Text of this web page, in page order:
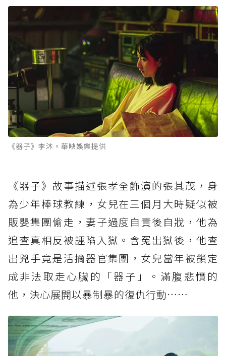
《器子》李沐。華映娛樂提供
《器子》故事描述張孝全飾演的張其茂，身
為少年棒球教練，女兒在三個月大時疑似被
販嬰集團偷走，妻子過度自責後自戕，他為
追查真相反被誣陷入獄。含冤出獄後，他查
出兇手竟是活摘器官集團，女兒當年被鎖定
成非法取走心臟的「器子」。滿腹悲憤的
他，決心展開以暴制暴的復仇行動……